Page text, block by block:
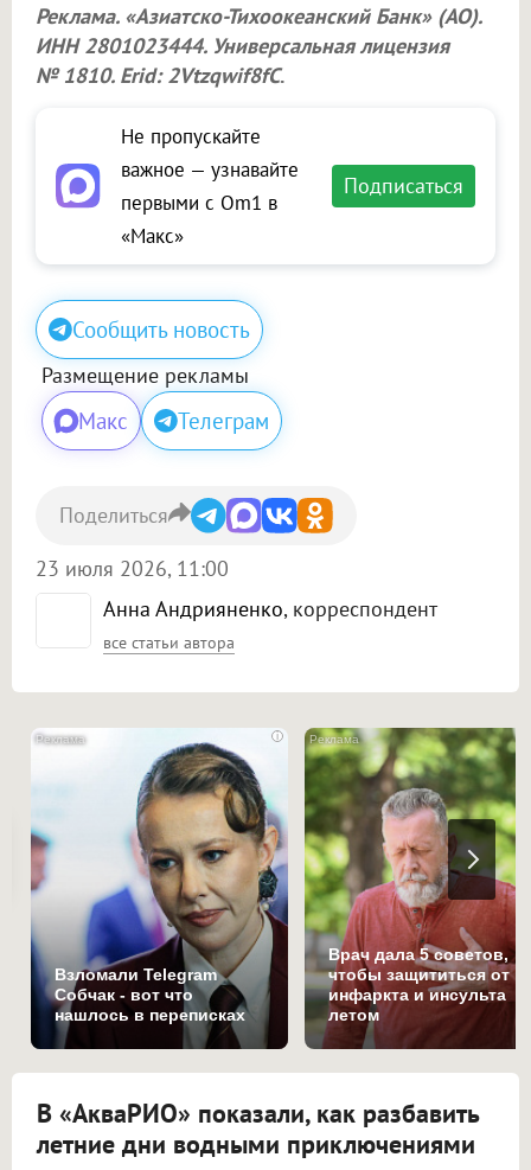
Реклама. «Азиатско-Тихоокеанский Банк» (АО).
ИНН 2801023444. Универсальная лицензия
№ 1810. Erid: 2Vtzqwif8fC.
Не пропускайте
важное — узнавайте
первыми с Om1 в
«Макс»
Подписаться
Сообщить новость
Размещение рекламы
Макс Телеграм
Анна Андрияненко, корреспондент
все статьи автора
23 июля 2026, 11:00
Поделиться
i
Взломали Telegram
Собчак - вот что
нашлось в переписках
Врач дала 5 советов,
чтобы защититься от
инфаркта и инсульта
летом
В «АкваРИО» показали, как разбавить
летние дни водными приключениями